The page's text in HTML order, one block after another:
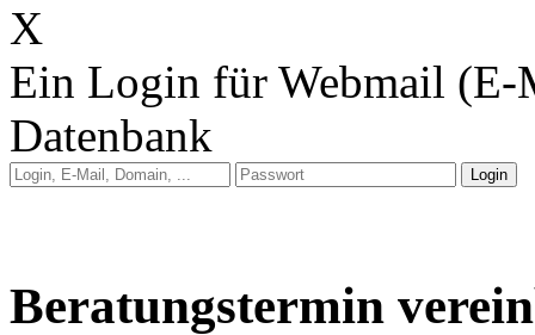
X
Ein Login für Webmail (E-
Datenbank
Beratungstermin